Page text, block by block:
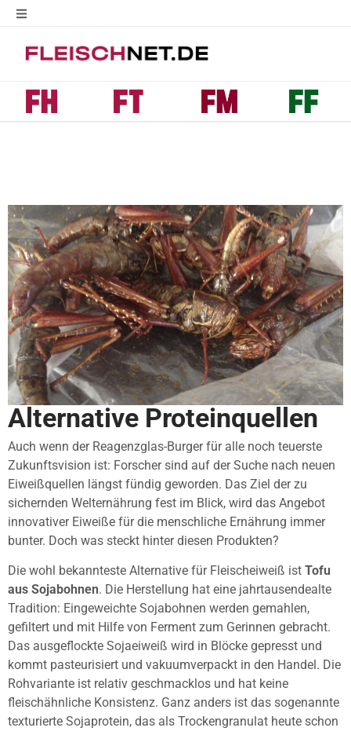
Alternative Proteinquellen
Auch wenn der Reagenzglas-Burger für alle noch teuerste
Zukunftsvision ist: Forscher sind auf der Suche nach neuen
Eiweißquellen längst fündig geworden. Das Ziel der zu
sichernden Welternährung fest im Blick, wird das Angebot
innovativer Eiweiße für die menschliche Ernährung immer
bunter. Doch was steckt hinter diesen Produkten?
Die wohl bekannteste Alternative für Fleischeiweiß ist Tofu
aus Sojabohnen. Die Herstellung hat eine jahrtausendealte
Tradition: Eingeweichte Sojabohnen werden gemahlen,
gefiltert und mit Hilfe von Ferment zum Gerinnen gebracht.
Das ausgeflockte Sojaeiweiß wird in Blöcke gepresst und
kommt pasteurisiert und vakuumverpackt in den Handel. Die
Rohvariante ist relativ geschmacklos und hat keine
fleischähnliche Konsistenz. Ganz anders ist das sogenannte
texturierte Sojaprotein, das als Trockengranulat heute schon